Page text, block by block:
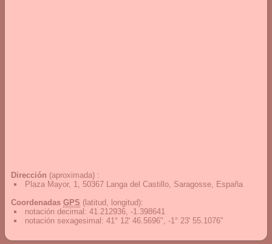
Dirección (aproximada) :
Plaza Mayor, 1, 50367 Langa del Castillo, Saragosse, España
Coordenadas GPS (latitud, longitud):
notación decimal : 41.212936, -1.398641
notación sexagesimal : 41° 12' 46.5696", -1° 23' 55.1076"